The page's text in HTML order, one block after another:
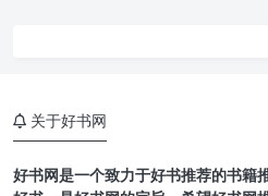
关于好书网
好书网是一个致力于好书推荐的书籍